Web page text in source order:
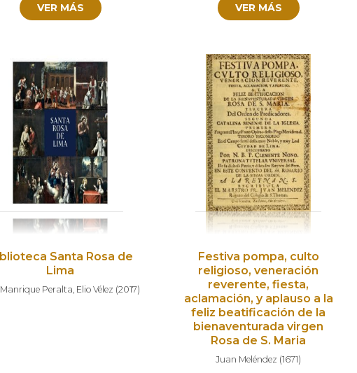
VER MÁS VER MÁS
Santa Rosa de
Lima
Peralta, Elio Vélez (2017)
Festiva pompa, culto
religioso, veneración
reverente, fiesta,
aclamación, y aplauso a la
feliz beatificación de la
bienaventurada virgen
Rosa de S. Maria
Juan Meléndez (1671)